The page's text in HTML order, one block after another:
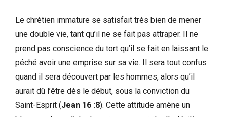
Le chrétien immature se satisfait très bien de mener
une double vie, tant qu’il ne se fait pas attraper. Il ne
prend pas conscience du tort qu’il se fait en laissant le
péché avoir une emprise sur sa vie. Il sera tout confus
quand il sera découvert par les hommes, alors qu’il
aurait dû l’être dès le début, sous la conviction du
Saint-Esprit (Jean 16 :8). Cette attitude amène un